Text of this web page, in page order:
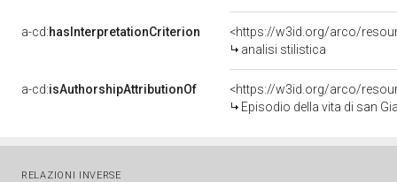
a-cd:hasInterpretationCriterion
<https://w3id.org/arco/
analisi stilistica
a-cd:isAuthorshipAttributionOf
<https://w3id.org/arco/
Episodio della vita di san
RELAZIONI INVERSE